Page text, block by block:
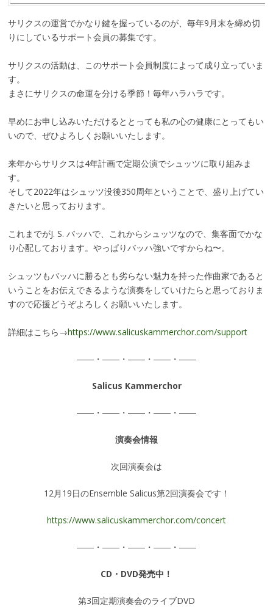
サリクスの運営でかなり鍵を握っているのが、毎年9月末を締め切
りにしているサポート会員の募集です。
サリクスの活動は、このサポート会員制度によって成り立っていま
す。
まさにサリクスの命運を分ける季節！毎年ハラハラです。
早めにお申し込みいただけるととっても私の心の健康にとってもい
いので、ぜひよろしくお願いいたします。
来年からサリクスは4年計画で定期公演でシュッツに取り組みま
す。
そして2022年はシュッツ没後350周年ということで、盛り上げてい
きたいと思っております。
これまでがJ. S. バッハで、これからシュッツなので、集客面でかな
り心配しております。やっぱりバッハ強いですからね〜。
シュッツもバッハに勝るとも劣らない魅力を持った作曲家であると
いうことをお伝えできるような演奏をしていけたらと思っておりま
すので応援どうぞよろしくお願いいたします。
詳細はこちら→https://www.salicuskammerchor.com/support
――・――・――・――・――
Salicus Kammerchor
――・――・――・――・――
演奏会情報
次回演奏会は
12月19日のEnsemble Salicus第2回演奏会です！
https://www.salicuskammerchor.com/concert
――・――・――・――・――
CD・DVD発売中！
第3回定期演奏会のライブDVD